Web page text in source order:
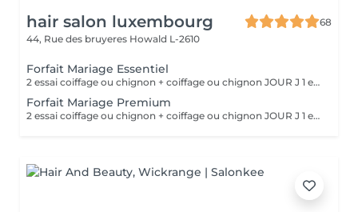
hair salon luxembourg
68
44, Rue des bruyeres Howald L-2610
Forfait Mariage Essentiel
2 essai coiffage ou chignon + coiffage ou chignon JOUR J 1 essai maquillage + maquillage JOUR J Une prestation de manucure en gel ° cadeaux offert
Forfait Mariage Premium
2 essai coiffage ou chignon + coiffage ou chignon JOUR J 1 essai maquillage + maquillage JOUR J Une prestation de manucure en gel au choix Une prestation de beauté des pieds en gel au choix ° Un massage relaxant ° Un cadeaux offert